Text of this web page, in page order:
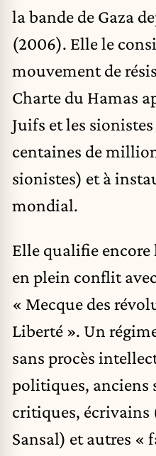
la bande de Gaza
(2006). Elle le
mouvement de
Charte du Hamas
Juifs et les
centaines de
sionistes) et à
mondial.
Elle qualifie encore
en plein conflit
« Mecque des
Liberté ». Un
sans procès
politiques, anciens
critiques, écrivains
Sansal) et autres «